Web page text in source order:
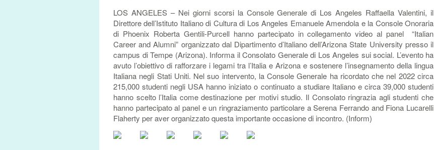
LOS ANGELES – Nei giorni scorsi la Console Generale di Los Angeles Raffaella Valentini, il
Direttore dell’Istituto Italiano di Cultura di Los Angeles Emanuele Amendola e la Console Onoraria
di Phoenix Roberta Gentili-Purcell hanno partecipato in collegamento video al panel “Italian
Career and Alumni” organizzato dal Dipartimento d’Italiano dell’Arizona State University presso il
campus di Tempe (Arizona). Informa il Consolato Generale di Los Angeles sui social. L’evento ha
avuto l’obiettivo di rafforzare i legami tra l’Italia e Arizona e sostenere l’insegnamento della lingua
Italiana negli Stati Uniti. Nel suo intervento, la Console Generale ha ricordato che nel 2022 circa
215,000 studenti negli USA hanno iniziato o continuato a studiare Italiano e circa 39,000 studenti
hanno scelto l’Italia come destinazione per motivi studio. Il Consolato ringrazia agli studenti che
hanno partecipato al panel e un ringraziamento particolare a Serena Ferrando and Fiona Lucarelli
Flaherty per aver organizzato questa importante occasione di incontro. (Inform)